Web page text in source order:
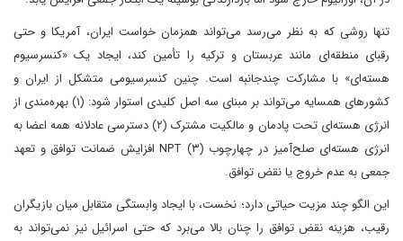
تنها روشی که به نظر می‌رسد می‌تواند همزمان خواست ایران، آمریکا و حتی
رقبای منطقه‌ای مانند عربستان و ترکیه را تأمین کند، ایجاد یک «کنسرسیوم
هسته‌ای» با مشارکت چندجانبه است. چنین کنسرسیومی متشکل از ایران و
کشورهای همسایه می‌تواند بر مبنای سه اصل کلیدی استوار شود: (۱) بهره‌مندی از
انرژی هسته‌ای تحت پادمان و مالکیت مشترک (۲) دسترسی عادلانه همه اعضا به
انرژی هسته‌ای صلح‌آمیز در چهارچوب NPT (۳) افزایش ضمانت توافق و تعهد
جمعی به عدم خروج یا نقض توافق.
این الگو چند مزیت حیاتی دارد؛ نخست، با ایجاد وابستگی متقابل میان بازیگران
رقیب، هزینه نقض توافق را چنان بالا می‌برد که حتی اسرائیل نیز نمی‌تواند به